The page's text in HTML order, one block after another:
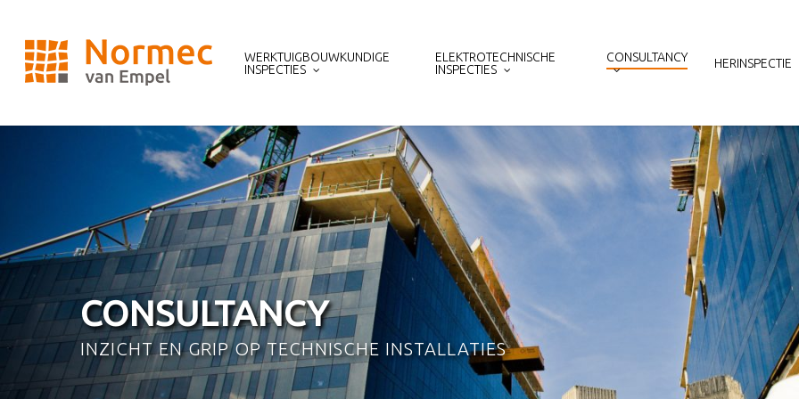
main
content
WERKTUIGBOUWKUNDIGE
INSPECTIES
ELEKTROTECHNISCHE
INSPECTIES
CONSULTANCY HERINSPECTIE
CONSULTANCY
INZICHT EN GRIP OP TECHNISCHE INSTALLATIES